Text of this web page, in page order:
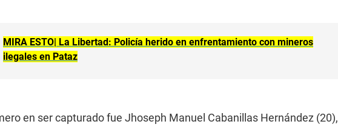
MIRA ESTO| La Libertad: Policía herido en enfrentamiento con mineros
ilegales en Pataz
en ser capturado fue Jhoseph Manuel Cabanillas Hernández (20),